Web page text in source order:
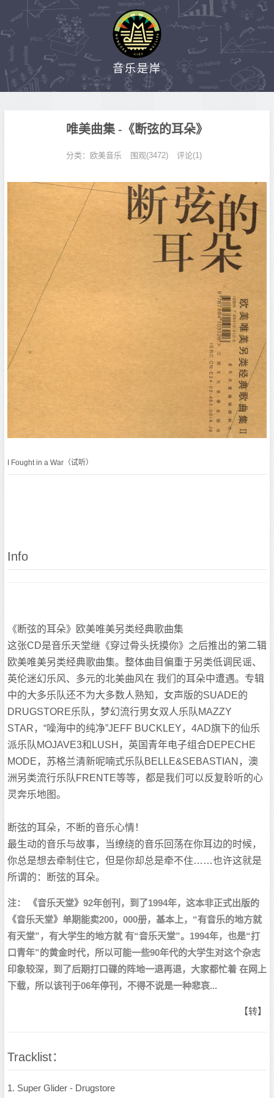
音乐是岸
唯美曲集 -《断弦的耳朵》
分类： 欧美音乐 围观(3472) 评论(1)
I Fought in a War（试听）
Info
《断弦的耳朵》欧美唯美另类经典歌曲集
这张CD是音乐天堂继《穿过骨头抚摸你》之后推出的第二辑
欧美唯美另类经典歌曲集。整体曲目偏重于另类低调民谣、
英伦迷幻乐风、多元的北美曲风在 我们的耳朵中遭遇。专辑
中的大多乐队还不为大多数人熟知，女声版的SUADE的
DRUGSTORE乐队，梦幻流行男女双人乐队MAZZY
STAR，“噪海中的纯净”JEFF BUCKLEY，4AD旗下的仙乐
派乐队MOJAVE3和LUSH，英国青年电子组合DEPECHE
MODE，苏格兰清新呢喃式乐队BELLE&SEBASTIAN，澳
洲另类流行乐队FRENTE等等，都是我们可以反复聆听的心
灵奔乐地图。
断弦的耳朵，不断的音乐心情！
最生动的音乐与故事，当缭绕的音乐回荡在你耳边的时候，
你总是想去牵制住它，但是你却总是牵不住……也许这就是
所谓的：断弦的耳朵。
注： 《音乐天堂》92年创刊，到了1994年，这本非正式出版的
《音乐天堂》单期能卖200，000册，基本上，“有音乐的地方就
有天堂”，有大学生的地方就 有“音乐天堂”。1994年，也是“打
口青年”的黄金时代，所以可能一些90年代的大学生对这个杂志
印象较深，到了后期打口碟的阵地一退再退，大家都忙着 在网上
下载，所以该刊于06年停刊，不得不说是一种悲哀...
【转】
Tracklist：
1. Super Glider - Drugstore